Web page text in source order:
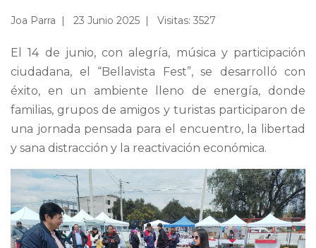
Joa Parra 23 Junio 2025 Visitas: 3527
El 14 de junio, con alegría, música y participación
ciudadana, el “Bellavista Fest”, se desarrolló con
éxito, en un ambiente lleno de energía, donde
familias, grupos de amigos y turistas participaron de
una jornada pensada para el encuentro, la libertad
y sana distracción y la reactivación económica.